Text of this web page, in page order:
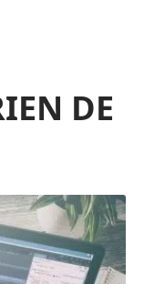
DE